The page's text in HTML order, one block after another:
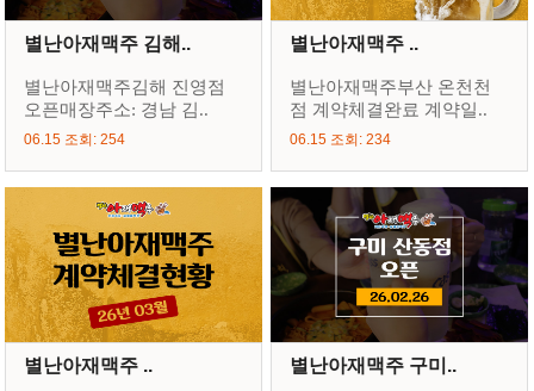
별난아재맥주 김해..
별난아재맥주김해 진영점
오픈매장주소: 경남 김..
06.15 조회: 254
별난아재맥주 ..
별난아재맥주부산 온천천
점 계약체결완료 계약일..
06.15 조회: 234
별난아재맥주 .. 별난아재맥주 구미..